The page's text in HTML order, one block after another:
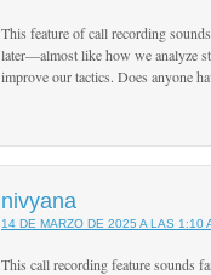
This feature of call recording
later—almost like how we analyze
improve our tactics. Does anyone
nivyana
14 DE MARZO DE 2025 A LAS 1:10
This call recording feature sounds